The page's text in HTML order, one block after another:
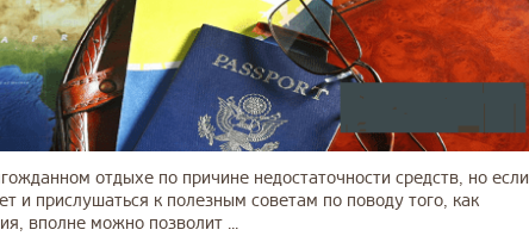
отдыхе по причине недостаточности средств, но если
и прислушаться к полезным советам по поводу того, как
вполне можно позволит ...